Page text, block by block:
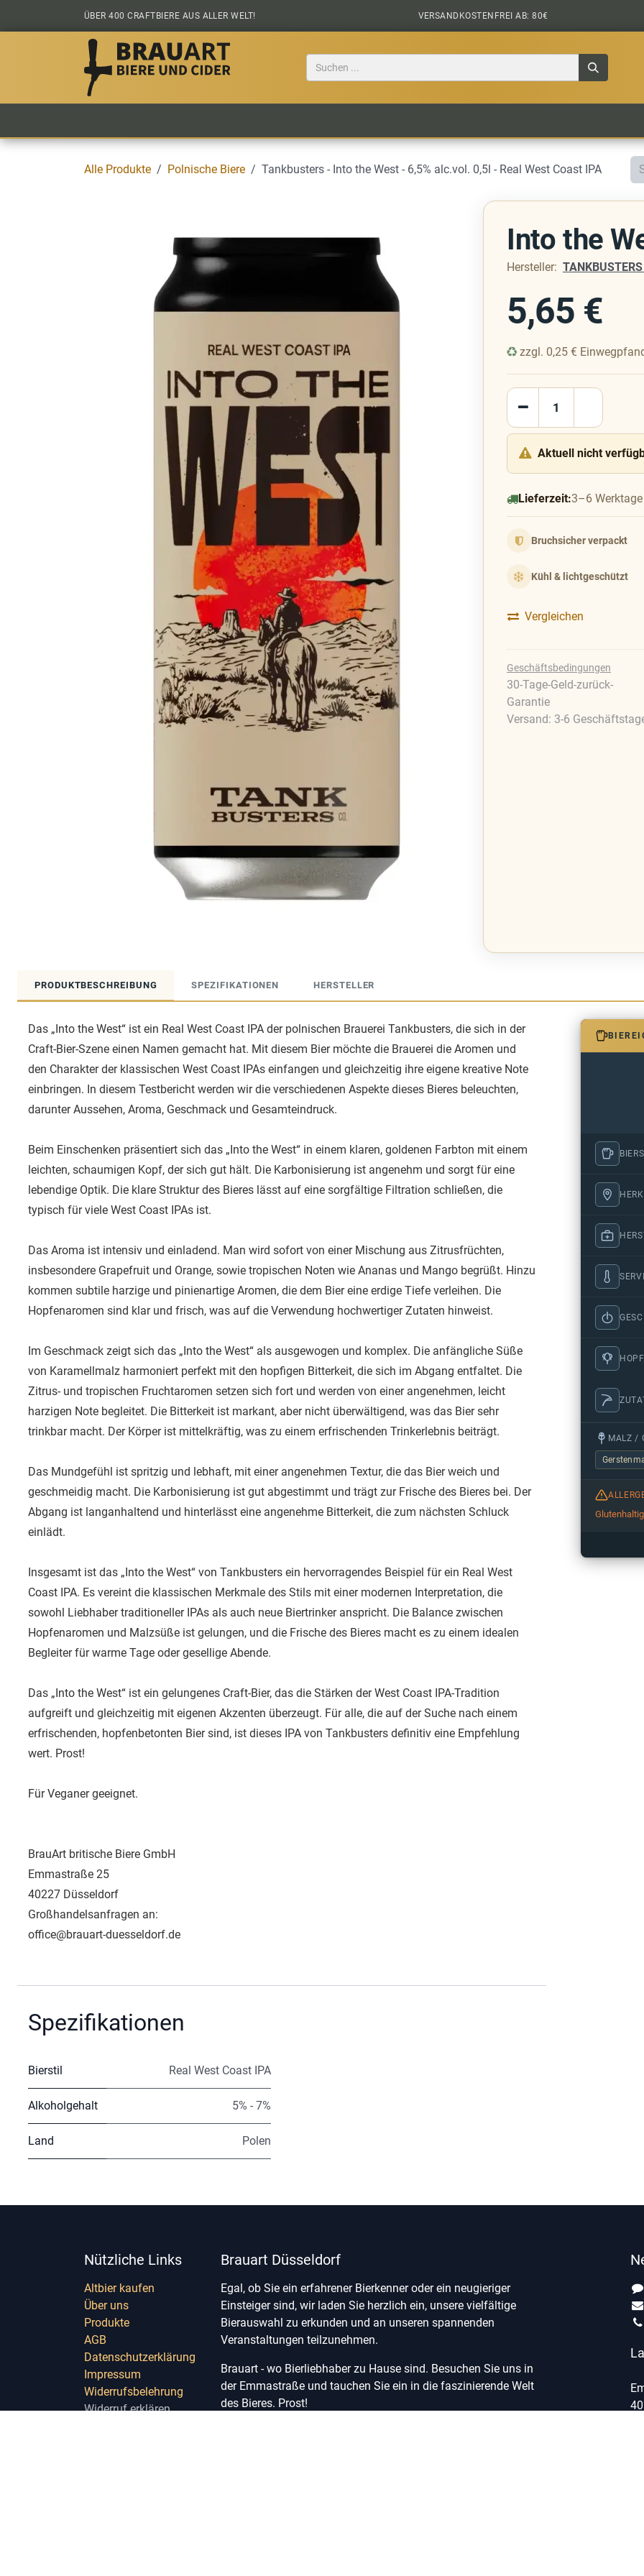
Zum Inhalt springen
ÜBER 400 CRAFTBIERE AUS ALLER WELT! VERSANDKOSTENFREI AB: 80€
Alle Produkte Polnische Biere Tankbusters - Into the West - 6,5% alc.vol. 0,5l - Real West Coast IPA
Into the
Hersteller:
5,65 €
zzgl. 0,25 €
Aktuell nicht
Lieferzeit:3–6 Werktage
Bruchsicher verpackt
Kühl & lichtgeschützt
Vergleichen
Geschäftsbedingungen
30-Tage-Geld-zurück-
Garantie
Versand: 3-6
PRODUKTBESCHREIBUNG SPEZIFIKATIONEN HERSTELLER
Das „Into the West“ ist ein Real West Coast IPA der polnischen Brauerei Tankbusters, die sich in der
Craft-Bier-Szene einen Namen gemacht hat. Mit diesem Bier möchte die Brauerei die Aromen und
den Charakter der klassischen West Coast IPAs einfangen und gleichzeitig ihre eigene kreative Note
einbringen. In diesem Testbericht werden wir die verschiedenen Aspekte dieses Bieres beleuchten,
darunter Aussehen, Aroma, Geschmack und Gesamteindruck.
Beim Einschenken präsentiert sich das „Into the West“ in einem klaren, goldenen Farbton mit einem
leichten, schaumigen Kopf, der sich gut hält. Die Karbonisierung ist angenehm und sorgt für eine
lebendige Optik. Die klare Struktur des Bieres lässt auf eine sorgfältige Filtration schließen, die
typisch für viele West Coast IPAs ist.
Das Aroma ist intensiv und einladend. Man wird sofort von einer Mischung aus Zitrusfrüchten,
insbesondere Grapefruit und Orange, sowie tropischen Noten wie Ananas und Mango begrüßt. Hinzu
kommen subtile harzige und pinienartige Aromen, die dem Bier eine erdige Tiefe verleihen. Die
Hopfenaromen sind klar und frisch, was auf die Verwendung hochwertiger Zutaten hinweist.
Im Geschmack zeigt sich das „Into the West“ als ausgewogen und komplex. Die anfängliche Süße
von Karamellmalz harmoniert perfekt mit den hopfigen Bitterkeit, die sich im Abgang entfaltet. Die
Zitrus- und tropischen Fruchtaromen setzen sich fort und werden von einer angenehmen, leicht
harzigen Note begleitet. Die Bitterkeit ist markant, aber nicht überwältigend, was das Bier sehr
trinkbar macht. Der Körper ist mittelkräftig, was zu einem erfrischenden Trinkerlebnis beiträgt.
Das Mundgefühl ist spritzig und lebhaft, mit einer angenehmen Textur, die das Bier weich und
geschmeidig macht. Die Karbonisierung ist gut abgestimmt und trägt zur Frische des Bieres bei. Der
Abgang ist langanhaltend und hinterlässt eine angenehme Bitterkeit, die zum nächsten Schluck
einlädt.
Insgesamt ist das „Into the West“ von Tankbusters ein hervorragendes Beispiel für ein Real West
Coast IPA. Es vereint die klassischen Merkmale des Stils mit einer modernen Interpretation, die
sowohl Liebhaber traditioneller IPAs als auch neue Biertrinker anspricht. Die Balance zwischen
Hopfenaromen und Malzsüße ist gelungen, und die Frische des Bieres macht es zu einem idealen
Begleiter für warme Tage oder gesellige Abende.
Das „Into the West“ ist ein gelungenes Craft-Bier, das die Stärken der West Coast IPA-Tradition
aufgreift und gleichzeitig mit eigenen Akzenten überzeugt. Für alle, die auf der Suche nach einem
erfrischenden, hopfenbetonten Bier sind, ist dieses IPA von Tankbusters definitiv eine Empfehlung
wert. Prost!
Für Veganer geeignet.
BrauArt britische Biere GmbH
Emmastraße 25
40227 Düsseldorf
Großhandelsanfragen an:
office@brauart-duesseldorf.de
Spezifikationen
Bierstil Real West Coast IPA
Alkoholgehalt 5% - 7%
Land Polen
MALZ /
Nützliche Links
Altbier kaufen
Über uns
Produkte
AGB
Datenschutzerklärung
Impressum
Widerrufsbelehrung
Widerruf erklären
Brauart Düsseldorf
Egal, ob Sie ein erfahrener Bierkenner oder ein neugieriger
Einsteiger sind, wir laden Sie herzlich ein, unsere vielfältige
Bierauswahl zu erkunden und an unseren spannenden
Veranstaltungen teilzunehmen.
Brauart - wo Bierliebhaber zu Hause sind. Besuchen Sie uns in
der Emmastraße und tauchen Sie ein in die faszinierende Welt
des Bieres. Prost!